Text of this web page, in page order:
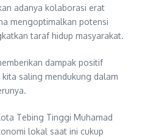
adanya kolaborasi erat
mengoptimalkan potensi
taraf hidup masyarakat.
dampak positif
saling mendukung dalam
Tebing Tinggi Muhamad
lokal saat ini cukup